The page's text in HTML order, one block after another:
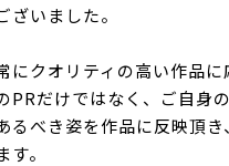
いました。
にクオリティの高い作品
PRだけではなく、ご自身
るべき姿を作品に反映頂
。